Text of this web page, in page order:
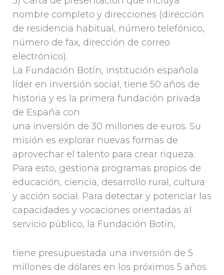
nombre completo y direcciones (dirección
de residencia habitual, número telefónico,
número de fax, dirección de correo
electrónico).
La Fundación Botín, institución española
líder en inversión social, tiene 50 años de
historia y es la primera fundación privada
de España con
una inversión de 30 millones de euros. Su
misión es explorar nuevas formas de
aprovechar el talento para crear riqueza.
Para esto, gestiona programas propios de
educación, ciencia, desarrollo rural, cultura
y acción social. Para detectar y potenciar las
capacidades y vocaciones orientadas al
servicio público, la Fundación Botín,
tiene presupuestada una inversión de 5
millones de dólares en los próximos 5 años.